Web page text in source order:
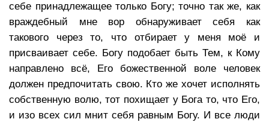
себе принадлежащее только Богу; точно так же, как
враждебный мне вор обнаруживает себя как
такового через то, что отбирает у меня моё и
присваивает себе. Богу подобает быть Тем, к Кому
направлено всё, Его божественной воле человек
должен предпочитать свою. Кто же хочет исполнять
собственную волю, тот похищает у Бога то, что Его,
и изо всех сил мнит себя равным Богу. И все люди